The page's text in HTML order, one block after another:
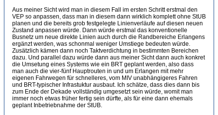
Aus meiner Sicht wird man in diesem Fall im ersten Schritt erstmal den
VEP so anpassen, dass man in diesem dann wirklich komplett ohne StUB
planen und die bereits grob festgelegte Linienverläufe auf diesen neuen
Zustand anpassen würde. Dann würde erstmal das konventionelle
Busnetz um neue direkte Linien auch durch die Randbereiche Erlangens
ergänzt werden, was schonmal weniger Umstiege bedeuten würde.
Zusätzlich kämen dann noch Taktverdichtung in bestimmten Bereichen
dazu. Und parallel dazu würde dann aus meiner Sicht dann auch konkret
die Umsetung eines Systems wie ein BRT geplant werden, also dass
man auch die vier-fünf Hauptrouten in und um Erlangen mit mehr
eigenen Fahrwegen für schnelleres, vom MIV unabhängigeres Fahren
und BRT-typischer Infrastuktur ausbaut. Ich schätze, dass dies dann bis
zum Ende der Dekade vollständig umgesetzt sein würde, womit man
immer noch etwas früher fertig sein dürfte, als für eine dann ehemals
geplant Inbetriebnahme der StUB.